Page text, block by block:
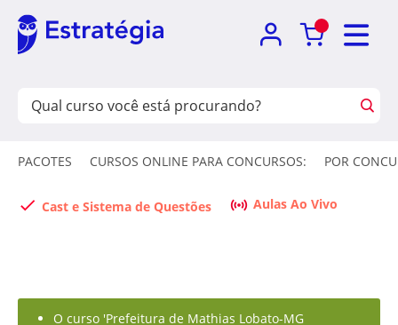
PACOTES CURSOS ONLINE PARA CONCURSOS: POR
Cast e Sistema de Questões Aulas Ao Vivo
O curso 'Prefeitura de Mathias Lobato-MG